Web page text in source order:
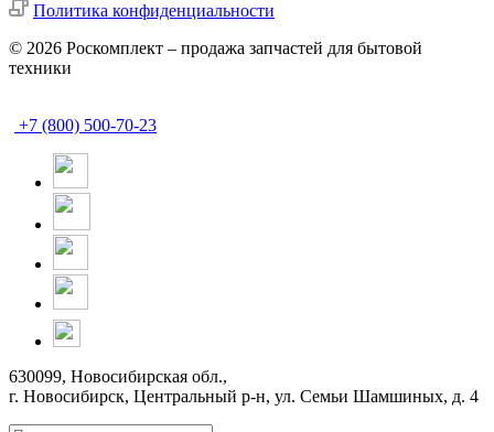
Политика конфиденциальности
© 2026 Роскомплект – продажа запчастей для бытовой
техники
+7 (800) 500-70-23
630099, Новосибирская обл.,
г. Новосибирск, Центральный р-н, ул. Семьи Шамшиных, д. 4